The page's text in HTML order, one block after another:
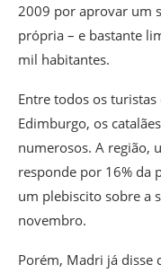
2009 por aprovar um
própria – e bastante
mil habitantes.
Entre todos os
Edimburgo, os
numerosos. A região,
responde por 16% da
um plebiscito sobre a
novembro.
Porém, Madri já disse